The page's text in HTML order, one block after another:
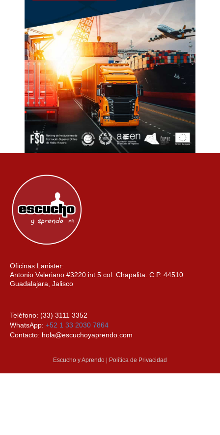
Oficinas Lanister:
Antonio Valeriano #3220 int 5 col. Chapalita. C.P. 44510
Guadalajara, Jalisco
Teléfono: (33) 3111 3352
WhatsApp: +52 1 33 2030 7864
Contacto: hola@escuchoyaprendo.com
Escucho y Aprendo | Política de Privacidad